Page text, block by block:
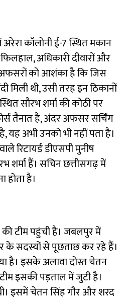
कॉलोनी ई-7 स्थित मकान
अधिकारी दीवारों और
को आशंका है कि जिस
थी, उसी तरह इन ठिकानों
सौरभ शर्मा की कोठी पर
तैनात है, अंदर अफसर सर्चिंग
यह अभी उनको भी नहीं पता है।
रिटायर्ड डीएसपी मुनीष
शर्मा हैं। सचिन छत्तीसगढ़ में
है।
की टीम पहुंची है। जबलपुर में
के सदस्यों से पूछताछ कर रहे हैं।
है। इसके अलावा दोस्त चेतन
इसकी पड़ताल में जुटी है।
इसमें चेतन सिंह गौर और शरद